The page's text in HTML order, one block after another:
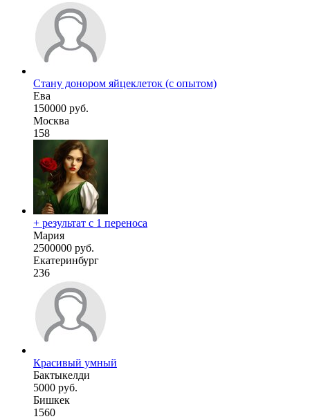
Стану донором яйцеклеток (с опытом)
Ева
150000 руб.
Москва
158
+ результат с 1 переноса
Мария
2500000 руб.
Екатеринбург
236
Красивый умный
Бактыкелди
5000 руб.
Бишкек
1560